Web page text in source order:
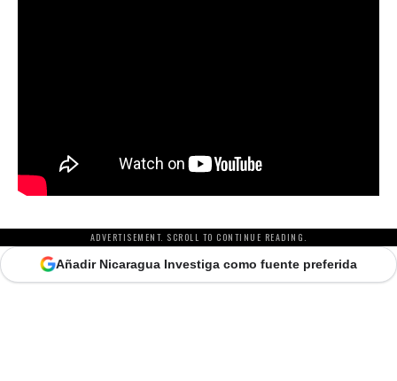
ADVERTISEMENT. SCROLL TO CONTINUE READING.
Añadir Nicaragua Investiga como fuente preferida